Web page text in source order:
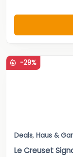
-29%
Deals, Haus &
Le Creuset